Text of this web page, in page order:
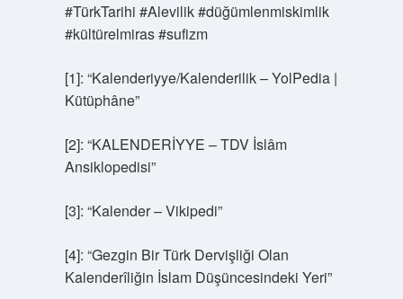
#TürkTarihi #Alevilik #düğümlenmiskimlik
#kültürelmiras #sufizm
[1]: “Kalenderiyye/Kalenderilik – YolPedia |
Kütüphâne”
[2]: “KALENDERİYYE – TDV İslâm
Ansiklopedisi”
[3]: “Kalender – Vikipedi”
[4]: “Gezgin Bir Türk Dervişliği Olan
Kalenderîliğin İslam Düşüncesindeki Yeri”